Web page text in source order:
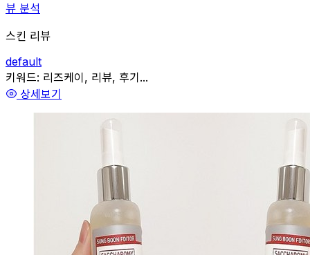
뷰 분석
스킨 리뷰
default
관련
키워드: 리즈케이, 리뷰, 후기...
상세보기